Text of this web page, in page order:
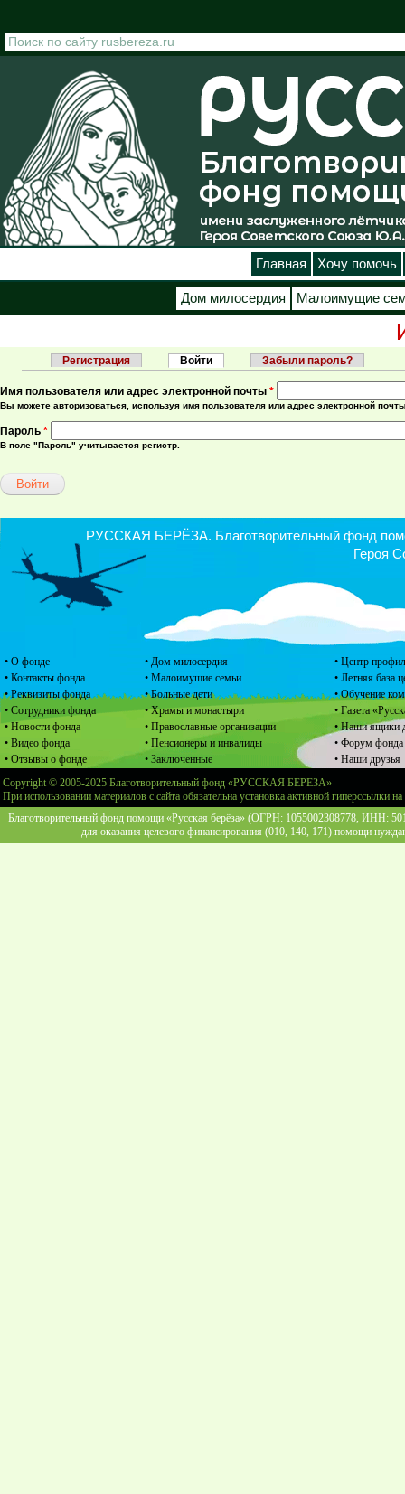
Главная Хочу помочь
Дом милосердия Малоимущие
Главные вкладки
Регистрация Войти (активная вкладка)
Забыли пароль?
Имя пользователя или адрес электронной почты *
Вы можете авторизоваться, используя имя пользователя или адрес электронной
Пароль *
В поле "Пароль" учитывается регистр.
• О фонде
• Контакты фонда
• Реквизиты фонда
• Сотрудники фонда
• Новости фонда
• Видео фонда
• Отзывы о фонде
• Дом милосердия
• Малоимущие семьи
• Больные дети
• Храмы и монастыри
• Православные организации
• Пенсионеры и инвалиды
• Заключенные
• Центр
• Летняя база
• Обучение
• Газета
• Наши ящики
• Форум фонда
• Наши друзья
РУССКАЯ БЕРЁЗА. Благотворительный фонд
Героя
Copyright © 2005-2025 Благотворительный фонд «РУССКАЯ БЕРЕЗА»
При использовании материалов с сайта обязательна установка активной гиперссылки
Благотворительный фонд помощи «Русская берёза» (ОГРН: 1055002308778, ИНН:
для оказания целевого финансирования (010, 140, 171) помощи